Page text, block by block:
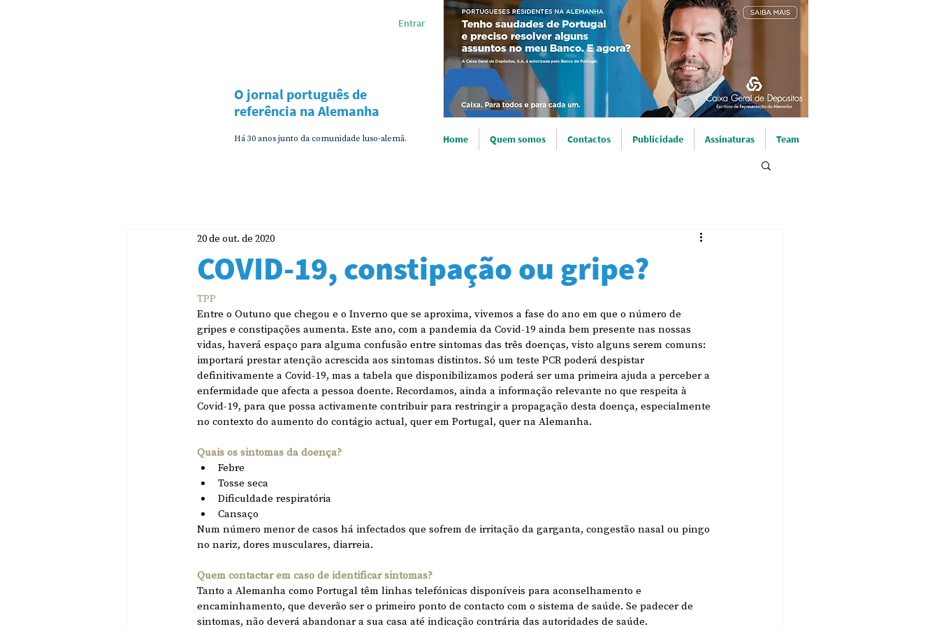
Entrar
O jornal português de
referência na Alemanha
Há 30 anos junto da comunidade luso-alemã. Home Quem somos Contactos Publicidade Assinaturas Team
COVID-19, constipação ou gripe?
20 de out. de 2020
TPP
Entre o Outuno que chegou e o Inverno que se aproxima, vivemos a fase do ano em que o número de
gripes e constipações aumenta. Este ano, com a pandemia da Covid-19 ainda bem presente nas nossas
vidas, haverá espaço para alguma confusão entre sintomas das três doenças, visto alguns serem comuns:
importará prestar atenção acrescida aos sintomas distintos. Só um teste PCR poderá despistar
definitivamente a Covid-19, mas a tabela que disponibilizamos poderá ser uma primeira ajuda a perceber a
enfermidade que afecta a pessoa doente. Recordamos, ainda a informação relevante no que respeita à
Covid-19, para que possa activamente contribuir para restringir a propagação desta doença, especialmente
no contexto do aumento do contágio actual, quer em Portugal, quer na Alemanha.
Quais os sintomas da doença?
Febre
Tosse seca
Dificuldade respiratória
Cansaço
Num número menor de casos há infectados que sofrem de irritação da garganta, congestão nasal ou pingo
no nariz, dores musculares, diarreia.
Quem contactar em caso de identificar sintomas?
Tanto a Alemanha como Portugal têm linhas telefónicas disponíveis para aconselhamento e
encaminhamento, que deverão ser o primeiro ponto de contacto com o sistema de saúde. Se padecer de
sintomas, não deverá abandonar a sua casa até indicação contrária das autoridades de saúde.